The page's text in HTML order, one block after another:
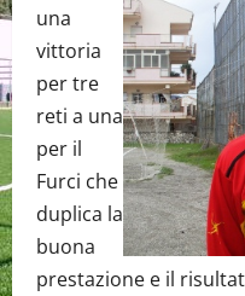
una
vittoria
per tre
reti a una
per il
Furci che
duplica la
buona
prestazione e il